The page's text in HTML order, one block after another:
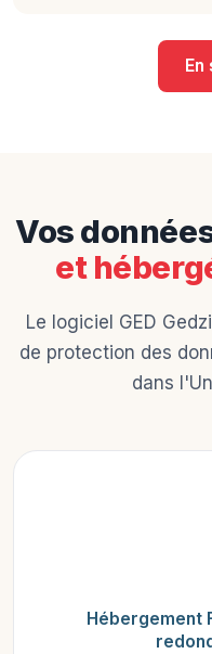
Vos
et
Le logiciel GED
de protection des
dans
Hébergement